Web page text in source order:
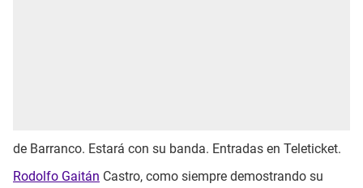
de Barranco. Estará con su banda. Entradas en Teleticket.
Rodolfo Gaitán Castro, como siempre demostrando su